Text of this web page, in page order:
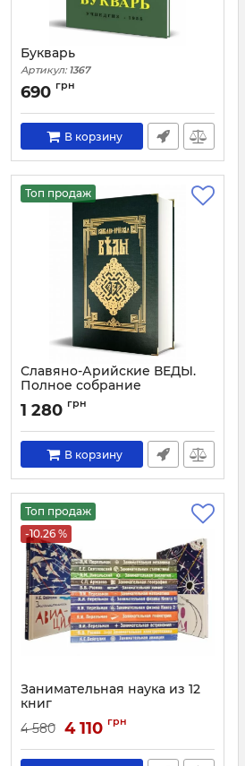
Букварь
Артикул: 1367
690 грн
В корзину
Топ продаж
Славяно-Арийские ВЕДЫ.
Полное собрание
Артикул: 1212
1 280 грн
В корзину
Топ продаж
-10.26 %
Занимательная наука из 12
книг
Артикул: 2029
4 580 4 110 грн